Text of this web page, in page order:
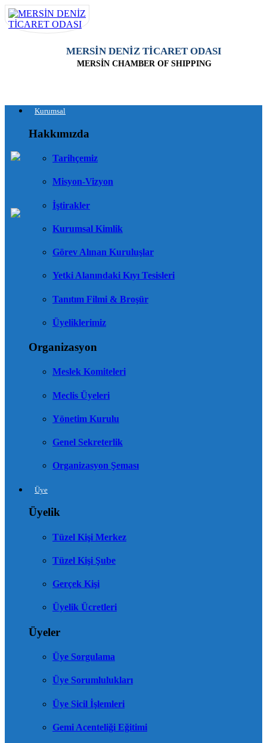
MERSİN DENİZ TİCARET ODASI
MERSİN CHAMBER OF SHIPPING
Kurumsal
Hakkımızda
Tarihçemiz
Misyon-Vizyon
İştirakler
Kurumsal Kimlik
Görev Alınan Kuruluşlar
Yetki Alanındaki Kıyı Tesisleri
Tanıtım Filmi & Broşür
Üyeliklerimiz
Organizasyon
Meslek Komiteleri
Meclis Üyeleri
Yönetim Kurulu
Genel Sekreterlik
Organizasyon Şeması
Üye
Üyelik
Tüzel Kişi Merkez
Tüzel Kişi Şube
Gerçek Kişi
Üyelik Ücretleri
Üyeler
Üye Sorgulama
Üye Sorumlulukları
Üye Sicil İşlemleri
Gemi Acenteliği Eğitimi